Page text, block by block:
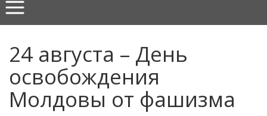
24 августа – День
освобождения
Молдовы от фашизма